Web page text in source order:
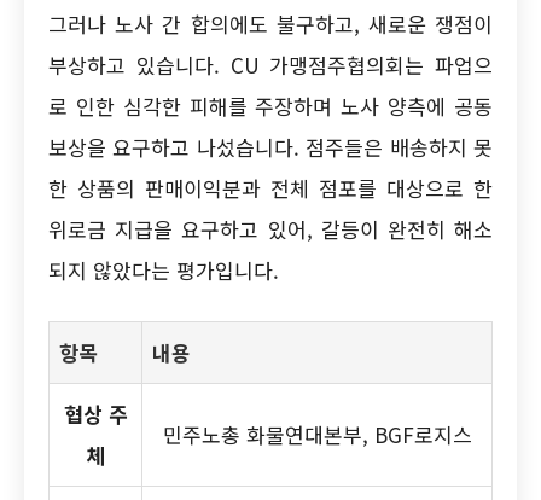
그러나 노사 간 합의에도 불구하고, 새로운 쟁점이
부상하고 있습니다. CU 가맹점주협의회는 파업으
로 인한 심각한 피해를 주장하며 노사 양측에 공동
보상을 요구하고 나섰습니다. 점주들은 배송하지 못
한 상품의 판매이익분과 전체 점포를 대상으로 한
위로금 지급을 요구하고 있어, 갈등이 완전히 해소
되지 않았다는 평가입니다.
항목 내용
협상 주
체
민주노총 화물연대본부, BGF로지스